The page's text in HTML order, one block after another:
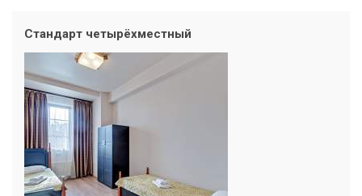
Стандарт четырёхместный